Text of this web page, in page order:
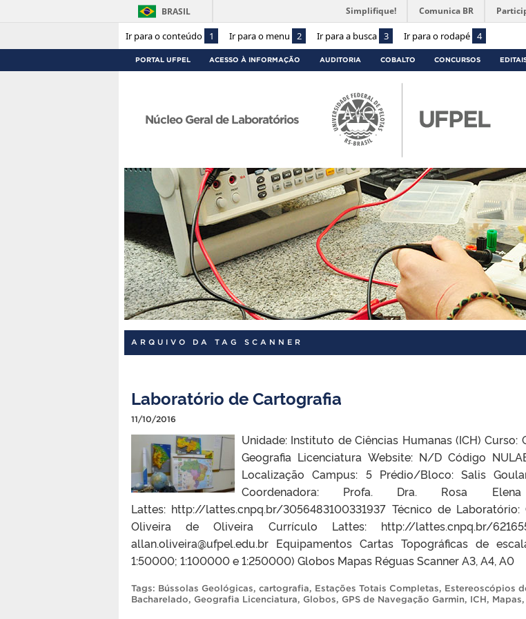
Ir para o conteúdo 1 Ir para o menu 2 Ir para a busca 3 Ir para o rodapé 4
BRASIL Simplifique! Comunica BR
PORTAL UFPEL ACESSO À INFORMAÇÃO AUDITORIA COBALTO CONCURSOS
Núcleo Geral de Laboratórios
ARQUIVO DA TAG SCANNER
Laboratório de Cartografia
11/10/2016
Unidade: Instituto de Ciências Humanas (ICH) Curso:
Geografia Licenciatura Website: N/D Código
Localização Campus: 5 Prédio/Bloco: Salis
Coordenadora: Profa. Dra. Rosa
Lattes: http://lattes.cnpq.br/3056483100331937 Técnico de
Oliveira de Oliveira Currículo Lattes: http://lattes.cnpq.br/
allan.oliveira@ufpel.edu.br Equipamentos Cartas Topográficas de
1:50000; 1:100000 e 1:250000) Globos Mapas Réguas Scanner A3, A4, A0
Tags: Bússolas Geológicas, cartografia, Estações Totais Completas, Estereoscópios
Bacharelado, Geografia Licenciatura, Globos, GPS de Navegação Garmin, ICH, Mapas,